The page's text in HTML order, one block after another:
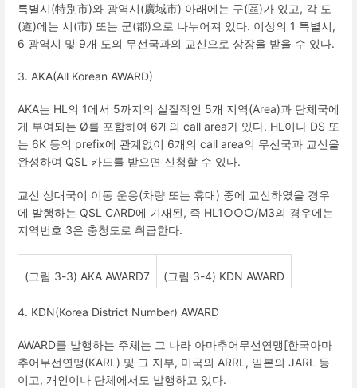
특별시(特別市)와 광역시(廣域市) 아래에는 구(區)가 있고, 각 도
(道)에는 시(市) 또는 군(郡)으로 나누어져 있다. 이상의 1 특별시,
6 광역시 및 9개 도의 무선국과의 교신으로 상장을 받을 수 있다.
3. AKA(All Korean AWARD)
AKA는 HL의 1에서 5까지의 실질적인 5개 지역(Area)과 단체국에
게 부여되는 Ø를 포함하여 6개의 call area가 있다. HL이나 DS 또
는 6K 등의 prefix에 관계없이 6개의 call area의 무선국과 교신을
완성하여 QSL 카드를 받으면 신청할 수 있다.
교신 상대국이 이동 운용(차량 또는 휴대) 중에 교신하였을 경우
에 발행하는 QSL CARD에 기재된, 즉 HL1○○○/M3의 경우에는
지역번호 3은 충청도로 취급한다.
(그림 3-3) AKA AWARD7 (그림 3-4) KDN AWARD
4. KDN(Korea District Number) AWARD
AWARD를 발행하는 주체는 그 나라 아마추어무선연맹[한국아마
추어무선연맹(KARL) 및 그 지부, 미국의 ARRL, 일본의 JARL 등
이고, 개인이나 단체에서도 발행하고 있다.